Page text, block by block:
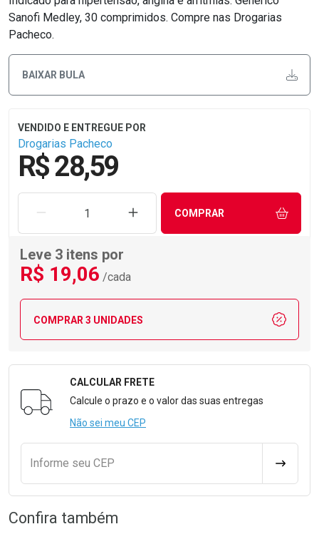
Sanofi Medley, 30 comprimidos. Compre nas Drogarias
Pacheco.
BAIXAR BULA
Drogarias Pacheco
R$ 28,59
REMOVER UMA UNIDADEAUMENTAR UMA UNIDADE
COMPRAR
Leve 3 itens por
R$ 19,06 /cada
COMPRAR 3 UNIDADES
Formulário para Calcular o Frete
CALCULAR FRETE
Calcule o prazo e o valor das suas entregas
Não sei meu CEP
Informe seu CEP
Confira também